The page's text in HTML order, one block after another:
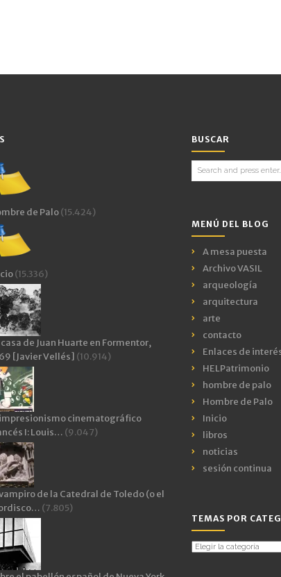
(Se
de Palo(15.424)
(15.336)
casa de Juan Huarte en Formentor,
[Javier Vellés] (10.914)
cinematográfico
I: Louis… (9.047)
de la Catedral de Toledo (o el
(7.805)
BUSCAR
Search
for:
MENÚ DEL BLOG
A mesa puesta
Archivo VASIL
arqueología
arquitectura
arte
contacto
Enlaces de
HELPatrimonio
hombre de palo
Hombre de Palo
Inicio
libros
noticias
sesión continua
TEMAS POR
Temas